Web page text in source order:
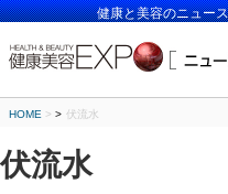
健康と美容のニュー
HOME > 伏流水
伏流水